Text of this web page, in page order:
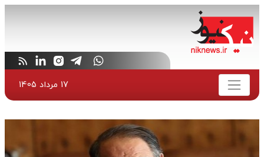
17 مرداد 1405